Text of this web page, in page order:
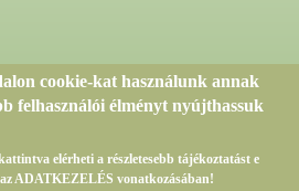
cookie-kat használunk annak
felhasználói élményt nyújthassuk
elérheti a részletesebb tájékoztatást e
ADATKEZELÉS vonatkozásában!